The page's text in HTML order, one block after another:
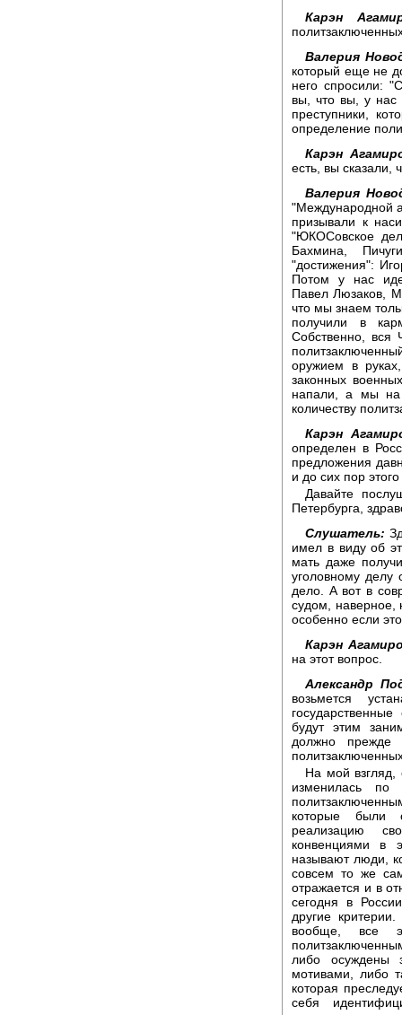
Карэн
Валерия
который еще не
него спросили:
вы, что вы, у нас
преступники,
определение
Карэн
есть, вы сказали,
Валерия
"Международной
призывали к
"ЮКОСовское
Бахмина,
"достижения":
Потом у нас
Павел Люзаков,
что мы знаем
получили в
Собственно, вся
оружием в
законных
напали, а мы на
количеству
Карэн
определен в
предложения
и до сих пор этого
Давайте
Петербурга,
Слушатель:
имел в виду об
мать даже
уголовному делу
дело. А вот в
судом, наверное,
особенно если
Карэн
на этот вопрос.
Александр
возьмется
будут этим
должно прежде
На мой взгляд,
изменилась по
которые были
реализацию
конвенциями в
называют люди,
совсем то же
отражается и в
сегодня в
другие
вообще, все
либо осуждены
мотивами, либо
которая
себя